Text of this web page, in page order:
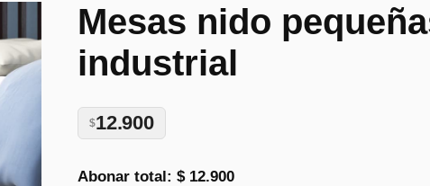
Mesas nido
industrial
$12.900
Abonar total:$ 12.900